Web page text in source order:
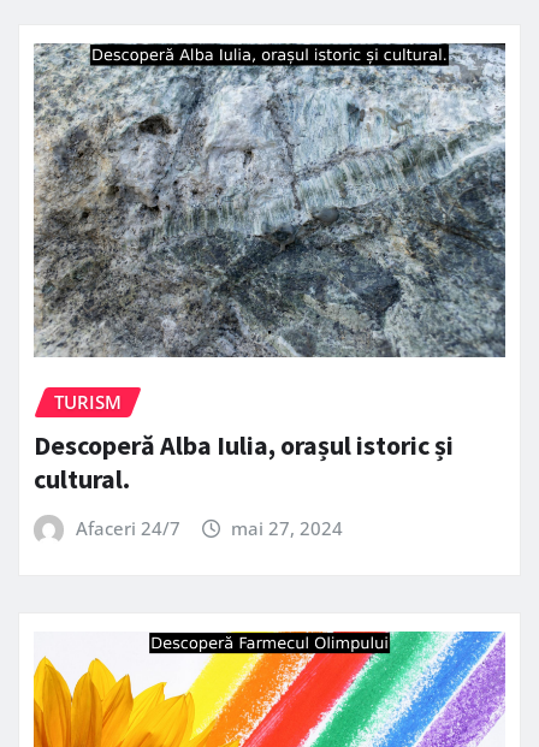
TURISM
Descoperă Alba Iulia, orașul istoric și
cultural.
Afaceri 24/7 mai 27, 2024